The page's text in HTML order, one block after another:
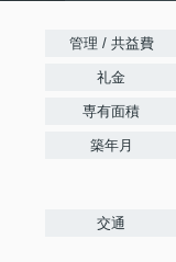
管理 / 共益費
礼金
専有面積
築年月
交通